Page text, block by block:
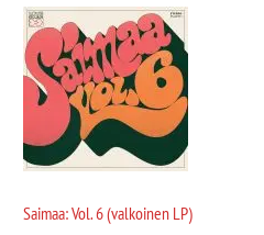
Saimaa: Vol. 6 (valkoinen LP)